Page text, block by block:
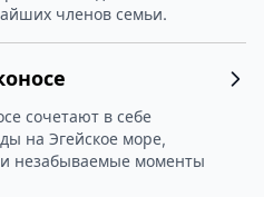
членов семьи.
сочетают в себе
на Эгейское море,
незабываемые моменты